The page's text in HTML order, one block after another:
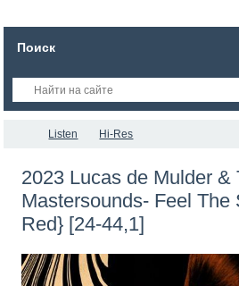
Поиск
Listen Hi-Res
2023 Lucas de Mulder &
Mastersounds- Feel The
Red} [24-44,1]